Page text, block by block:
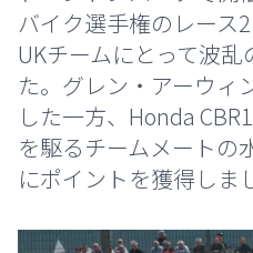
バイク選手権のレース
UKチームにとって波
た。グレン・アーウィ
した一方、Honda
を駆るチームメートの
にポイントを獲得しま